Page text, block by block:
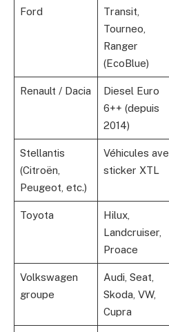
Ford
Transit,
Tourneo,
Ranger
(EcoBlue)
Renault / Dacia
Diesel Euro
6++ (depuis
2014)
Stellantis
(Citroën,
Peugeot, etc.)
Véhicules
sticker XTL
Toyota
Hilux,
Landcruiser,
Proace
Volkswagen
groupe
Audi, Seat,
Skoda, VW,
Cupra